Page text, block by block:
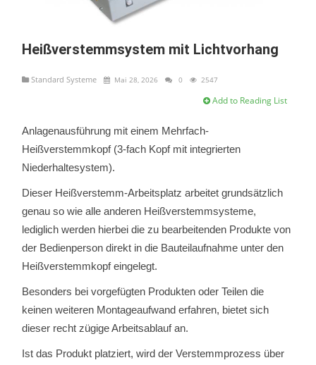
Heißverstemmsystem mit Lichtvorhang
Standard Systeme Mai 28, 2026 0 2547
Add to Reading List
Anlagenausführung mit einem Mehrfach-
Heißverstemmkopf (3-fach Kopf mit integrierten
Niederhaltesystem).
Dieser Heißverstemm-Arbeitsplatz arbeitet grundsätzlich
genau so wie alle anderen Heißverstemmsysteme,
lediglich werden hierbei die zu bearbeitenden Produkte von
der Bedienperson direkt in die Bauteilaufnahme unter den
Heißverstemmkopf eingelegt.
Besonders bei vorgefügten Produkten oder Teilen die
keinen weiteren Montageaufwand erfahren, bietet sich
dieser recht zügige Arbeitsablauf an.
Ist das Produkt platziert, wird der Verstemmprozess über